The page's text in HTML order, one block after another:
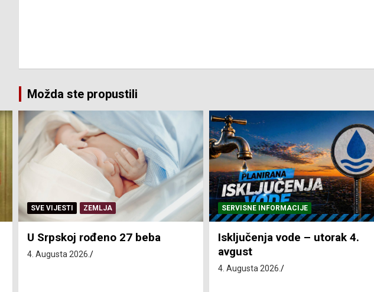
Možda ste propustili
SERVISNE INFORMACIJE
Isključenja vode – utorak 4.
avgust
SERVISNE INFORMACIJE
Isključenja el. energije – utorak
4. avgust
4. Augusta 2026.